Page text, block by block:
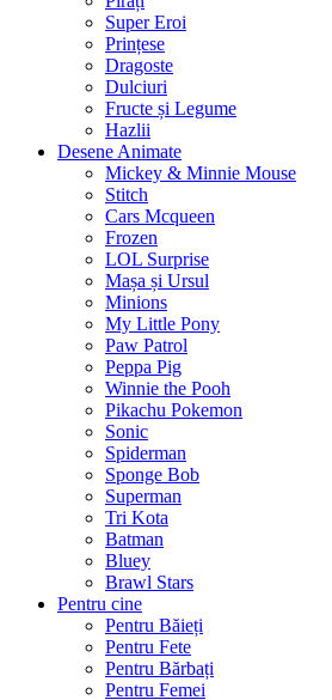
Super Eroi
Prințese
Dragoste
Dulciuri
Fructe și Legume
Hazlii
Desene Animate
Mickey & Minnie Mouse
Stitch
Cars Mcqueen
Frozen
LOL Surprise
Mașa și Ursul
Minions
My Little Pony
Paw Patrol
Peppa Pig
Winnie the Pooh
Pikachu Pokemon
Sonic
Spiderman
Sponge Bob
Superman
Tri Kota
Batman
Bluey
Brawl Stars
Pentru cine
Pentru Băieți
Pentru Fete
Pentru Bărbați
Pentru Femei